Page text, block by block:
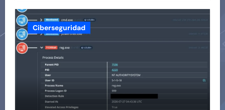
Ciberseguridad